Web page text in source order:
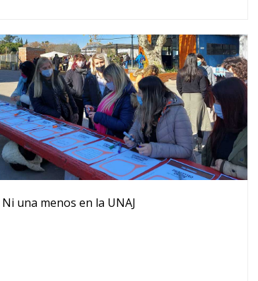
Ni una menos en la UNAJ